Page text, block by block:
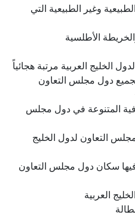
وغير الطبيعية التي
الأطلسية
الخليج العربية مرتبة هجائياً
دول مجلس التعاون
المتنوعة في دول مجلس
التعاون لدول الخليج
فيها سكان دول مجلس التعاون
العربية